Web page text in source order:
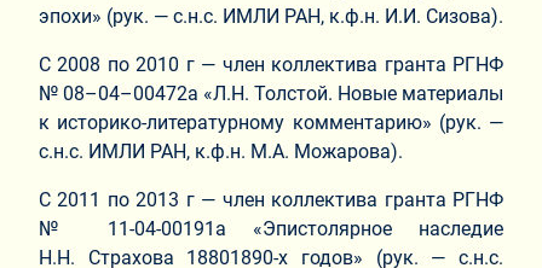
эпохи» (рук. — с.н.с. ИМЛИ РАН, к.ф.н. И.И. Сизова).
С 2008 по 2010 г — член коллектива гранта РГНФ
№ 08–04–00472а «Л.Н. Толстой. Новые материалы
к историко-литературному комментарию» (рук. —
с.н.с. ИМЛИ РАН, к.ф.н. М.А. Можарова).
С 2011 по 2013 г — член коллектива гранта РГНФ
№ 11-04-00191а «Эпистолярное наследие
Н.Н. Страхова 18801890-х годов» (рук. — с.н.с.